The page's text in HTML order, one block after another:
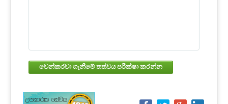
වෙන්කරවා ගැනීමේ තත්වය පරීක්ෂා කරන්න